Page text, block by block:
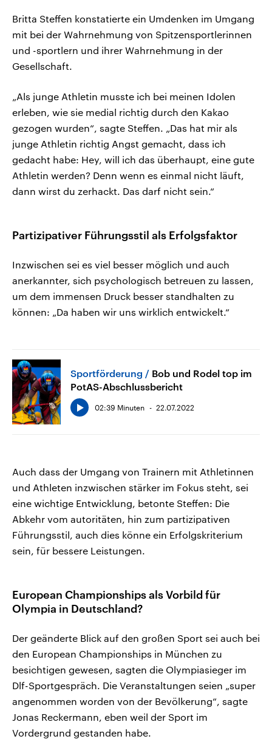
Britta Steffen konstatierte ein Umdenken im Umgang
mit bei der Wahrnehmung von Spitzensportlerinnen
und -sportlern und ihrer Wahrnehmung in der
Gesellschaft.
„Als junge Athletin musste ich bei meinen Idolen
erleben, wie sie medial richtig durch den Kakao
gezogen wurden“, sagte Steffen. „Das hat mir als
junge Athletin richtig Angst gemacht, dass ich
gedacht habe: Hey, will ich das überhaupt, eine gute
Athletin werden? Denn wenn es einmal nicht läuft,
dann wirst du zerhackt. Das darf nicht sein.“
Partizipativer Führungsstil als Erfolgsfaktor
Inzwischen sei es viel besser möglich und auch
anerkannter, sich psychologisch betreuen zu lassen,
um dem immensen Druck besser standhalten zu
können: „Da haben wir uns wirklich entwickelt.“
Sportförderung
Bob und Rodel top im
PotAS-Abschlussbericht
02:39 Minuten 22.07.2022
Auch dass der Umgang von Trainern mit Athletinnen
und Athleten inzwischen stärker im Fokus steht, sei
eine wichtige Entwicklung, betonte Steffen: Die
Abkehr vom autoritäten, hin zum partizipativen
Führungsstil, auch dies könne ein Erfolgskriterium
sein, für bessere Leistungen.
European Championships als Vorbild für
Olympia in Deutschland?
Der geänderte Blick auf den großen Sport sei auch bei
den European Championships in München zu
besichtigen gewesen, sagten die Olympiasieger im
Dlf-Sportgespräch. Die Veranstaltungen seien „super
angenommen worden von der Bevölkerung“, sagte
Jonas Reckermann, eben weil der Sport im
Vordergrund gestanden habe.